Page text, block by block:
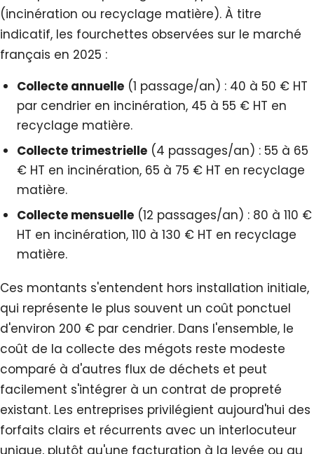
(incinération ou recyclage matière). À titre
indicatif, les fourchettes observées sur le marché
français en 2025 :
Collecte annuelle (1 passage/an) : 40 à 50 € HT
par cendrier en incinération, 45 à 55 € HT en
recyclage matière.
Collecte trimestrielle (4 passages/an) : 55 à 65
€ HT en incinération, 65 à 75 € HT en recyclage
matière.
Collecte mensuelle (12 passages/an) : 80 à 110 €
HT en incinération, 110 à 130 € HT en recyclage
matière.
Ces montants s'entendent hors installation initiale,
qui représente le plus souvent un coût ponctuel
d'environ 200 € par cendrier. Dans l'ensemble, le
coût de la collecte des mégots reste modeste
comparé à d'autres flux de déchets et peut
facilement s'intégrer à un contrat de propreté
existant. Les entreprises privilégient aujourd'hui des
forfaits clairs et récurrents avec un interlocuteur